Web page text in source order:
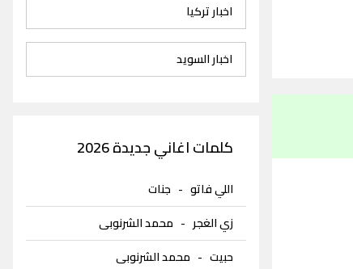
اخبار تركيا
اخبار السويد
كلمات اغاني جديدة 2026
اللي فاتو- جنات
زي الغجر - محمد الشرنوبى
حبيت- محمد الشرنوبى